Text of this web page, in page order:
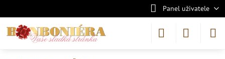
Panel uživatele